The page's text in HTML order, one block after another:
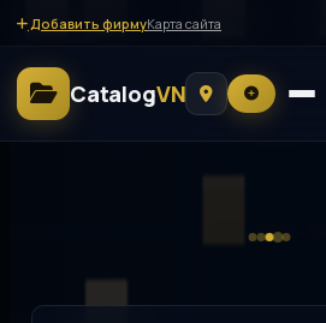
Добавить фирмуКарта сайта
CatalogVN